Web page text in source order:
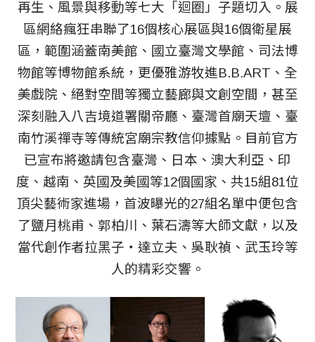
再生、風景與移動等七大「迴圈」子題切入。展
區網絡瘋狂串聯了16個核心展區與16個衛星展
區，範圍涵蓋南美館、國立臺灣文學館、司法博
物館等博物館系統，更優雅游牧進B.B.ART、全
美戲院、絕對空間等獨立藝廊與文創空間，甚至
深刻融入八吉境道署關帝廳、臺灣首廟天壇、臺
南竹溪禪寺等傳統宮廟宗教信仰據點。目前官方
已宣布將邀請包含臺灣、日本、澳大利亞、印
度、越南、英國及美國等12個國家、共15組81位
頂尖藝術家進場，首波曝光的27組名單中便包含
了鹽月桃甫、郭柏川、葉石濤等大師文獻，以及
當代創作者拉黑子・達立夫、吳耿禎、武玉玲等
人的精彩交響。